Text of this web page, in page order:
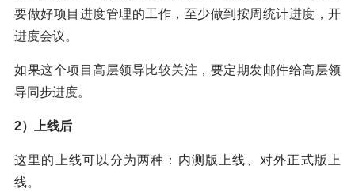
要做好项目进度管理的工作，至少做到按周统计进度，开
进度会议。
如果这个项目高层领导比较关注，要定期发邮件给高层领
导同步进度。
2）上线后
这里的上线可以分为两种：内测版上线、对外正式版上
线。